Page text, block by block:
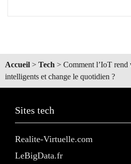
Accueil > Tech > Comment l’IoT rend
intelligents et change le quotidien ?
Sites tech
Realite-Virtuelle.com
LeBigData.fr